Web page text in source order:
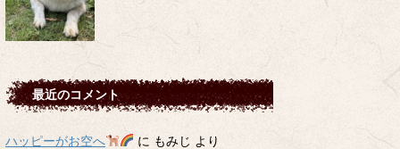
最近のコメント
ハッピーがお空へ に もみじ より